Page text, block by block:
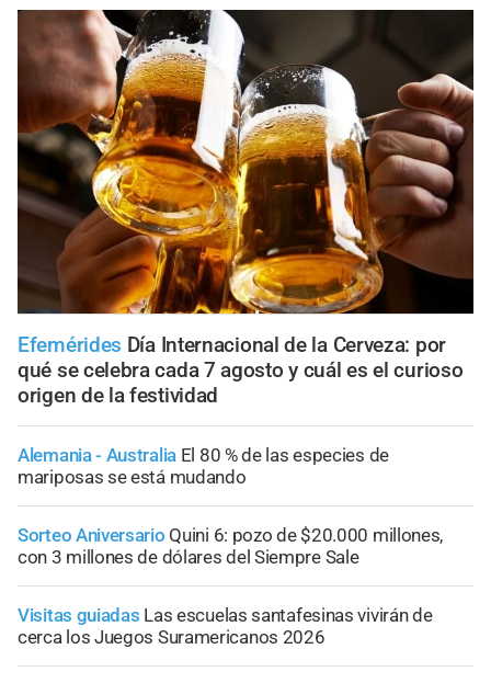
Efemérides Día Internacional de la Cerveza: por
qué se celebra cada 7 agosto y cuál es el curioso
origen de la festividad
Alemania - Australia El 80 % de las especies de
mariposas se está mudando
Sorteo Aniversario Quini 6: pozo de $20.000 millones,
con 3 millones de dólares del Siempre Sale
Visitas guiadas Las escuelas santafesinas vivirán de
cerca los Juegos Suramericanos 2026